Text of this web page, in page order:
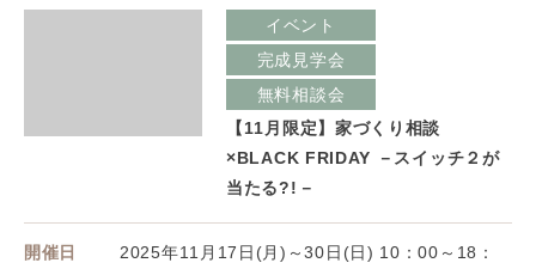
イベント
完成見学会
無料相談会
【11月限定】家づくり相談
×BLACK FRIDAY －スイッチ２が
当たる?!－
開催日
2025年11月17日(月)～30日(日) 10：00～18：